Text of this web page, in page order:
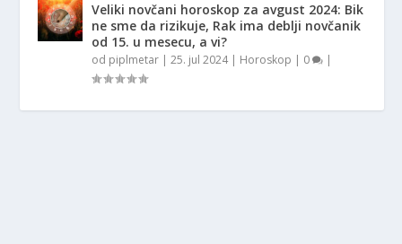
Veliki novčani horoskop za avgust 2024: Bik
ne sme da rizikuje, Rak ima deblji novčanik
od 15. u mesecu, a vi?
od piplmetar |25. jul 2024| Horoskop | 0 |